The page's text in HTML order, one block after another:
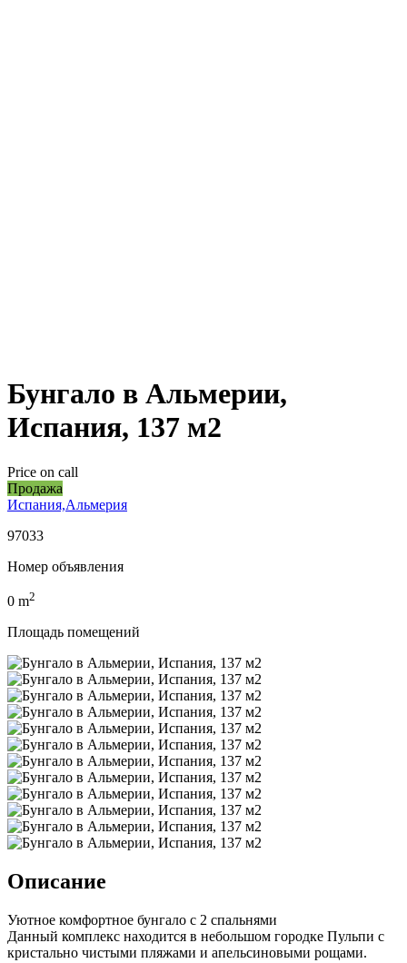
Бунгало в Альмерии,
Испания, 137 м2
Price on call
Продажа
Испания,Альмерия
97033
Номер объявления
0 m2
Площадь помещений
Описание
Уютное комфортное бунгало с 2 спальнями
Данный комплекс находится в небольшом городке Пульпи с
кристально чистыми пляжами и апельсиновыми рощами.